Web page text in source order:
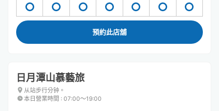
預約此店舖
日月潭山慕藝旅
从站步行分钟。
本日營業時間 : 07:00〜19:00